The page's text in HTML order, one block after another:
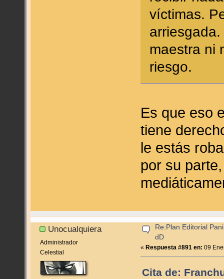
víctimas.
maestra ni
riesgo.
Es que eso
tiene
le estás
por su
Unocualquiera
Administrador
Celestial
Re:Plan Editorial
dD
« Respuesta #891 en: 09
Cita de: